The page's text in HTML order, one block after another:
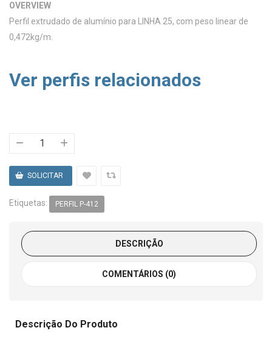
OVERVIEW
Perfil extrudado de alumínio para LINHA 25, com peso linear de
0,472kg/m.
Ver perfis relacionados
Etiquetas: PERFIL P-412
DESCRIÇÃO
COMENTÁRIOS (0)
Descrição Do Produto